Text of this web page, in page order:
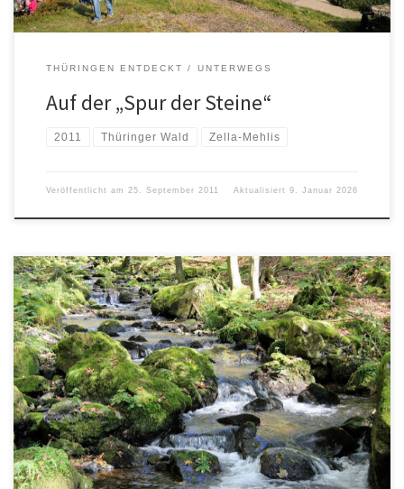
THÜRINGEN ENTDECKT UNTERWEGS
Auf der „Spur der Steine“
2011 Thüringer Wald Zella-Mehlis
Veröffentlicht am 25. September 2011 Aktualisiert 9. Januar 2026